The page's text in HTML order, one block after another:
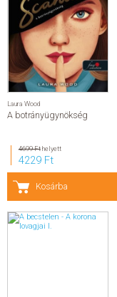
Laura Wood
A botrányügynökség
4699 Fthelyett
4229 Ft
Kosárba